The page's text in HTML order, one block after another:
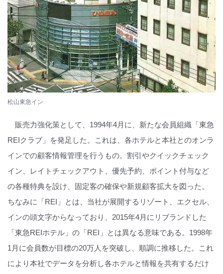
松山東急イン
販売力強化策として、1994年4月に、新たな会員組織「東急
REIクラブ」を発足した。これは、各ホテルと本社とのオンラ
インでの顧客情報管理を行うもの。割引やクイックチェック
イン、レイトチェックアウト、優先予約、ポイント付与など
の各種特典を設け、固定客の確保や新規顧客拡大を図った。
ちなみに「REI」とは、当社が展開するリゾート、エクセル、
インの頭文字からなっており、2015年4月にリブランドした
「東急REIホテル」の「REI」とは異なる意味である。1998年
1月に会員数が目標の20万人を突破し、順調に推移した。これ
により本社でデータを分析し各ホテルと情報を共有するだけ